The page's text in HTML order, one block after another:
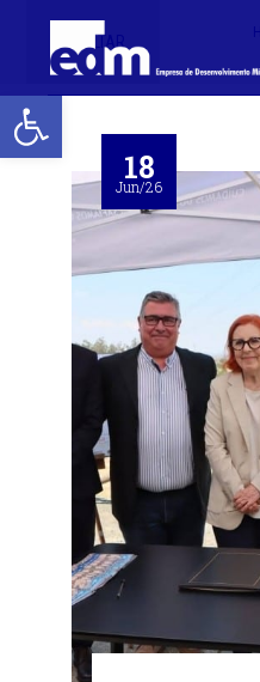
Open toolbar
< VOLTAR
18
Jun/26